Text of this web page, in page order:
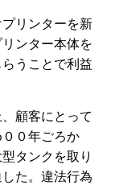
リンターを新
ンター本体を
うことで利益
顧客にとって
０年ごろか
タンクを取り
た。違法行為